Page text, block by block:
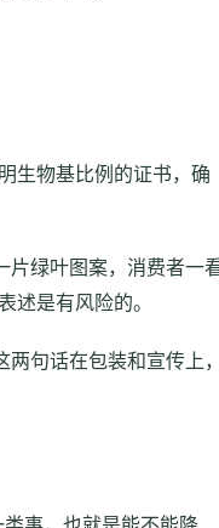
生物基比例的证书，确
片绿叶图案，消费者一
是有风险的。
两句话在包装和宣传上